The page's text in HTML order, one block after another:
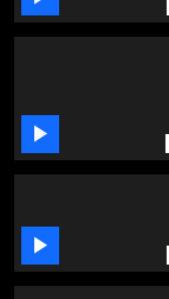
3

